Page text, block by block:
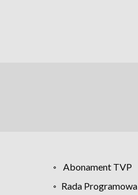
Abonament TVP
Rada Programowa